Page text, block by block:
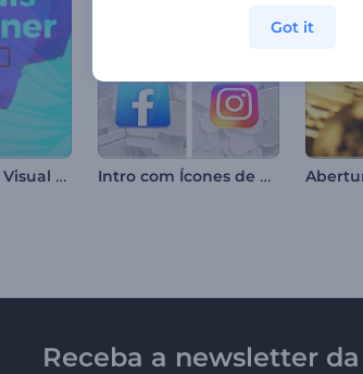
Abertura com Visual Abstrato Intro com Ícones de Redes Sociais
Receba a newsletter
Got it